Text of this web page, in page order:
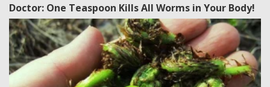
Doctor: One Teaspoon Kills All Worms in Your Body!